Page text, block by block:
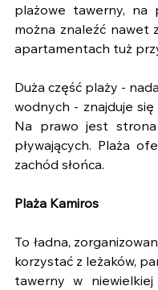
plażowe tawerny, na
można znaleźć nawet
apartamentach tuż
Duża część plaży -
wodnych - znajduje
Na prawo jest
pływających. Plaża
zachód słońca.
Plaża Kamiros
To ładna,
korzystać z leżaków,
tawerny w